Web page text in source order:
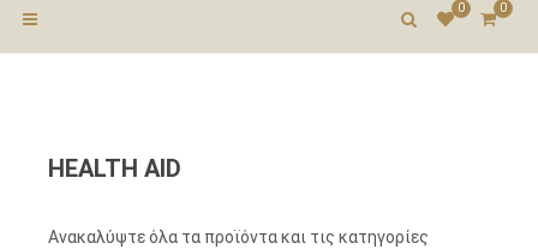
0
0
HEALTH AID
Ανακαλύψτε όλα τα προϊόντα και τις κατηγορίες